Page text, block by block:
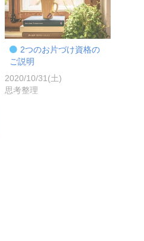
2つのお片づけ資格の
ご説明
2020/10/31(土)
思考整理